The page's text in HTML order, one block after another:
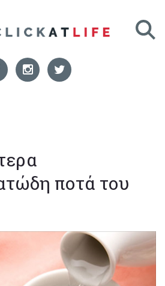
ποτά του